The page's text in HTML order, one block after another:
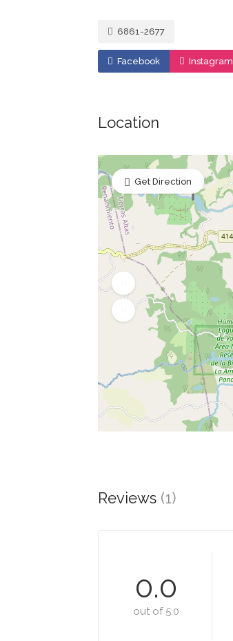
6861-2677
Facebook Instagram
Location
Get Direction
Reviews (1)
0.0
out of 5.0